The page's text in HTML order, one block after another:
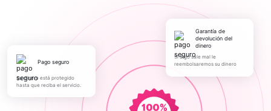
pago seguro
Su dinero está protegido
hasta que reciba el servicio.
Garantía de
devolución del
dinero
Si algo sale mal le
reembolsaremos su dinero